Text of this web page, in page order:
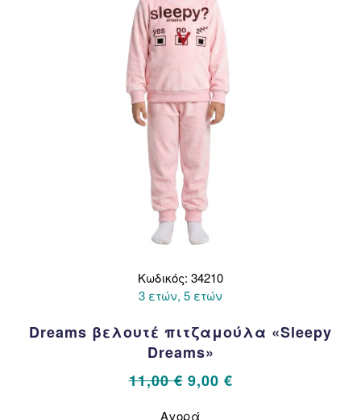
Κωδικός: 34210
3 ετών, 5 ετών
Dreams βελουτέ πιτζαμούλα «Sleepy
Dreams»
11,00€ Original
9,00 €Η
Αγορά